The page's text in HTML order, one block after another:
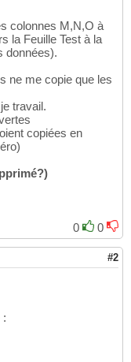
colonnes M,N,O à
la Feuille Test à la
données).
ne me copie que les
travail.
copiées en
0
0
#2
: